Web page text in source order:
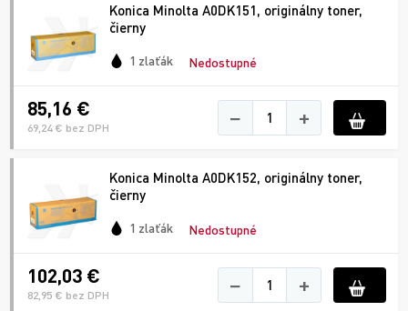
Konica Minolta A0DK151, originálny toner,
čierny
1 zlaťák Nedostupné
85,16 €
69,24 € bez DPH − +
Konica Minolta A0DK152, originálny toner,
čierny
1 zlaťák Nedostupné
102,03 €
82,95 € bez DPH − +